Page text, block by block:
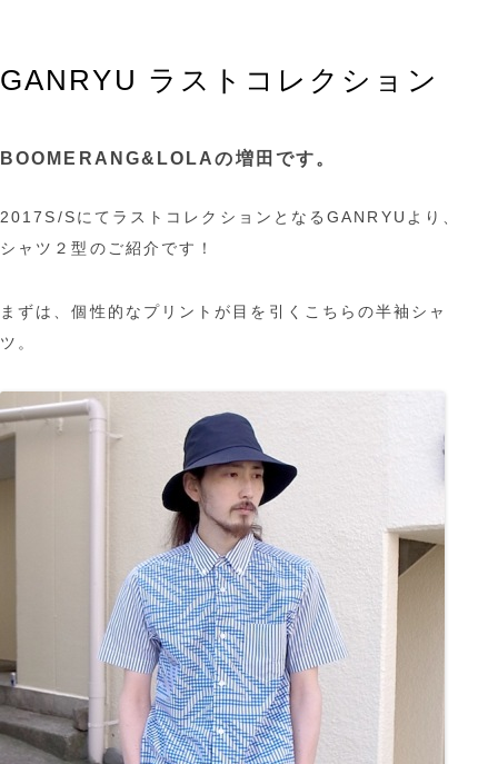
GANRYU ラストコレクション
BOOMERANG&LOLAの増田です。
2017S/SにてラストコレクションとなるGANRYUより、
シャツ２型のご紹介です！
まずは、個性的なプリントが目を引くこちらの半袖シャ
ツ。